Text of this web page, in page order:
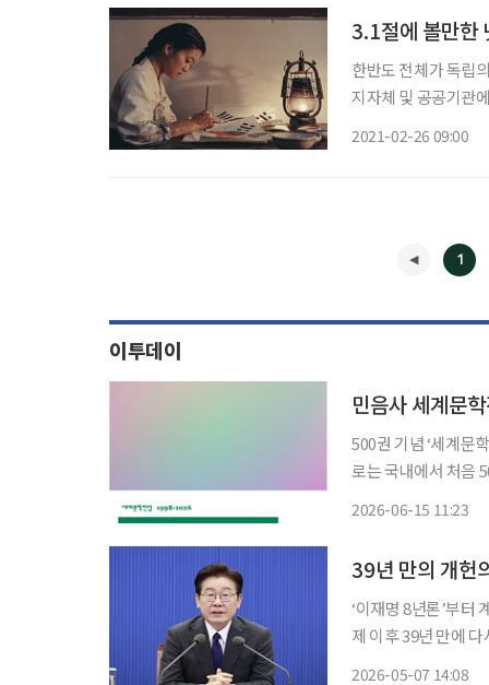
3.1절에 볼만한
한반도 전체가 독립
지자체 및 공공기관
2021-02-26 09:00
1
이투데이
민음사 세계문
500권 기념 ‘세계문학전집 이야기’도 출간
로는 국내에서 처음
2026-06-15 11:23
39년 만의 개헌
‘이재명 8년론’부터 계
제 이후 39년 만에
2026-05-07 14:08